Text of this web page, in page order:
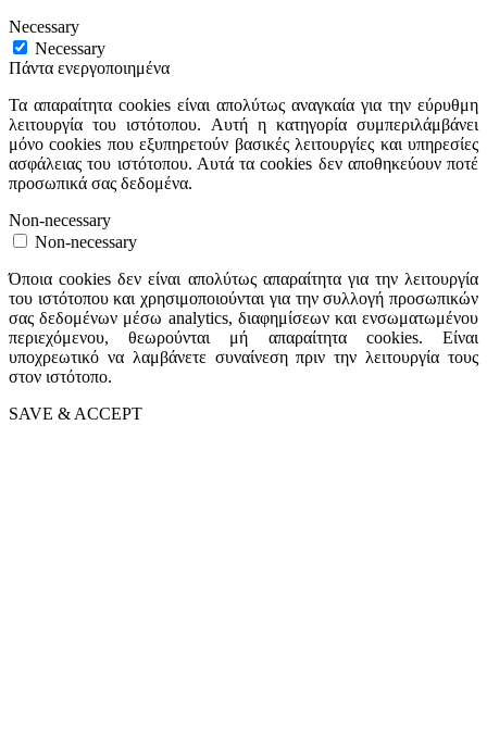
Necessary
Necessary
Πάντα ενεργοποιημένα
Τα απαραίτητα cookies είναι απολύτως αναγκαία για την εύρυθμη
λειτουργία του ιστότοπου. Αυτή η κατηγορία συμπεριλάμβάνει
μόνο cookies που εξυπηρετούν βασικές λειτουργίες και υπηρεσίες
ασφάλειας του ιστότοπου. Αυτά τα cookies δεν αποθηκεύουν ποτέ
προσωπικά σας δεδομένα.
Non-necessary
Non-necessary
Όποια cookies δεν είναι απολύτως απαραίτητα για την λειτουργία
του ιστότοπου και χρησιμοποιούνται για την συλλογή προσωπικών
σας δεδομένων μέσω analytics, διαφημίσεων και ενσωματωμένου
περιεχόμενου, θεωρούνται μή απαραίτητα cookies. Είναι
υποχρεωτικό να λαμβάνετε συναίνεση πριν την λειτουργία τους
στον ιστότοπο.
SAVE & ACCEPT